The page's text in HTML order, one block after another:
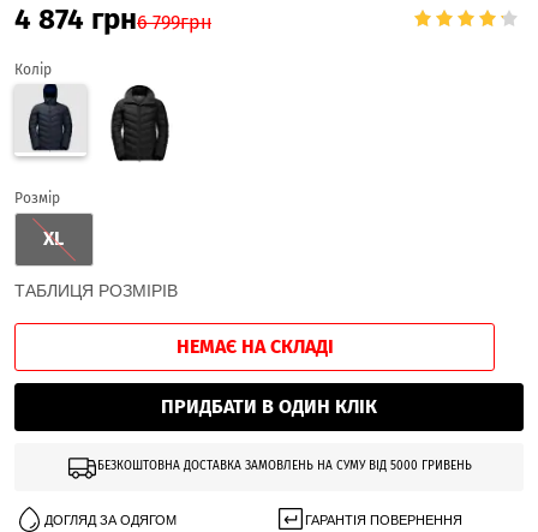
4 874 грн6 799грн
Колір
Розмір
XL
ТАБЛИЦЯ РОЗМІРІВ
НЕМАЄ НА СКЛАДІ
ПРИДБАТИ В ОДИН КЛІК
БЕЗКОШТОВНА ДОСТАВКА ЗАМОВЛЕНЬ НА СУМУ ВІД 5000 ГРИВЕНЬ
ДОГЛЯД ЗА ОДЯГОМ ГАРАНТІЯ ПОВЕРНЕННЯ